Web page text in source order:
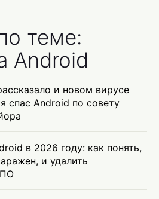
теме:
Android
и новом вирусе
спас Android по совету
в 2026 году: как понять,
и удалить